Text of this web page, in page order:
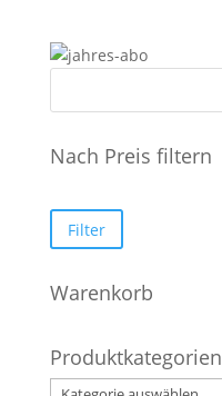
Nach Preis filtern
Filter
Warenkorb
Produktkategorien